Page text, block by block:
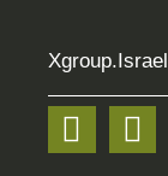
Xgroup.Israel